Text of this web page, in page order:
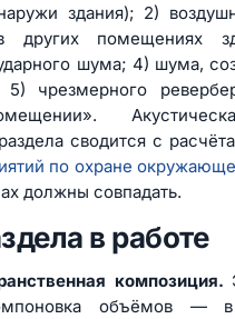
здания); 2)
других помещениях
шума; 4) шума,
5) чрезмерного
сводится с
по охране
должны совпадать.
в работе
композиция.
объёмов — в